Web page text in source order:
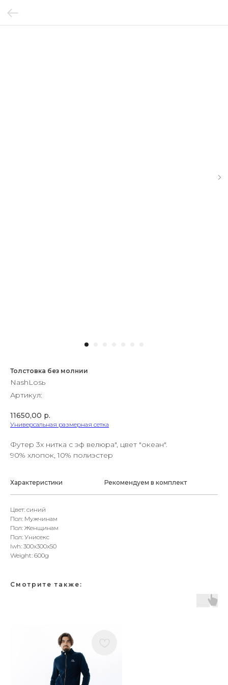
Толстовка без молнии
NashLosь
Артикул:
11650,00 р.
Универсальная размерная сетка
Футер 3х нитка с эф велюра", цвет "океан".
90% хлопок, 10% полиэстер
Характеристики Рекомендуем в комплект
Цвет: синий
Пол: Мужчинам
Пол: Женщинам
Пол: Унисекс
lwh: 300x300x50
Weight: 600g
Смотрите также: